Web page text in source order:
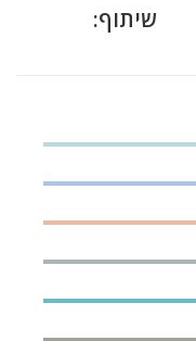
שיתוף: